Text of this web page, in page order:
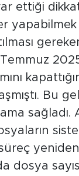
ettiği
yapabilmek
Bu
sağladı.
yeniden
dosya